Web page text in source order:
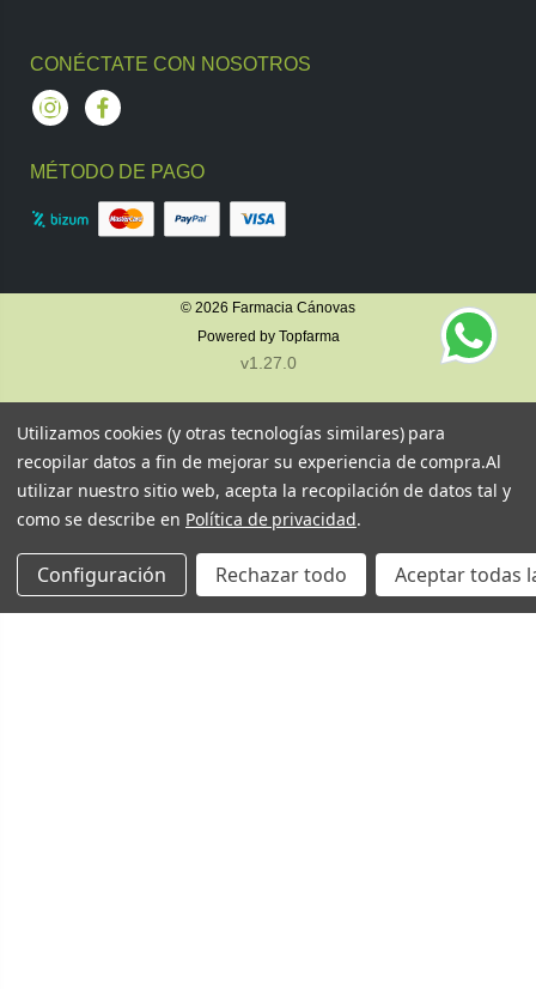
CONÉCTATE CON NOSOTROS
InstagramFacebook
MÉTODO DE PAGO
© 2026 Farmacia Cánovas
Powered by Topfarma
v1.27.0
Utilizamos cookies (y otras tecnologías similares) para
recopilar datos a fin de mejorar su experiencia de compra.Al
utilizar nuestro sitio web, acepta la recopilación de datos tal y
como se describe en Política de privacidad.
Configuración Rechazar todo Aceptar todas